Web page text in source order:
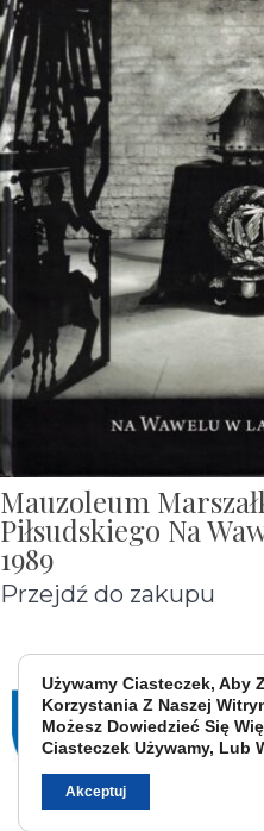
Mauzoleum
Piłsudskiego Na
1989
Przejdź do zakupu
Używamy Ciasteczek, Aby
Korzystania Z Naszej
Możesz Dowiedzieć Się
Ciasteczek Używamy, Lub
Akceptuj